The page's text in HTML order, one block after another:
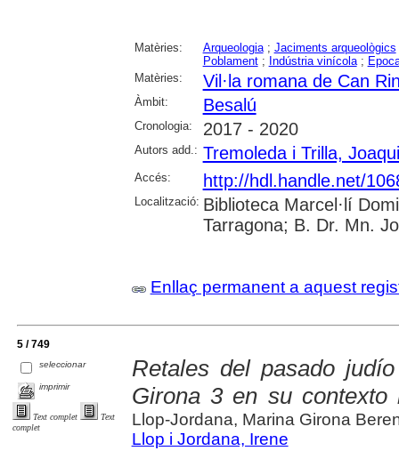
Matèries: Arqueologia; Jaciments arqueològics
Poblament; Indústria vinícola;
Matèries:
Vil·la romana de Can
Àmbit: Besalú
Cronologia: 2017 - 2020
Autors add.: Tremoleda i Trilla,
Accés: http://hdl.handle.net/
Localització: Biblioteca Marcel·lí
Tarragona; B. Dr. Mn.
Enllaç permanent a aquest
5 / 749
seleccionar
imprimir
Text complet
Text
complet
Retales del pasado
Girona 3 en su contexto
Llop-Jordana, Marina Girona
Llop i Jordana, Irene